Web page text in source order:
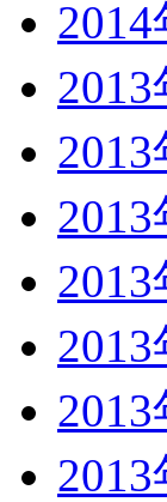
2014
2013
2013
2013
2013
2013
2013
2013